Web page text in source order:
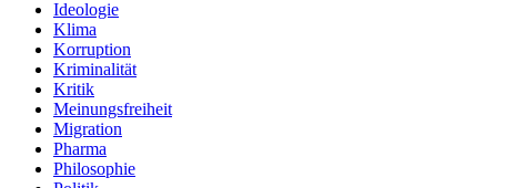
Ideologie
Klima
Korruption
Kriminalität
Kritik
Meinungsfreiheit
Migration
Pharma
Philosophie